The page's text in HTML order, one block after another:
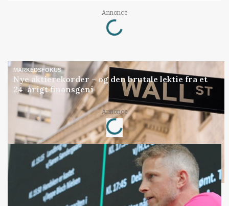
Annonce
Loading...
MARKEDSFOKUS
Nye aktierekorder – og den brutale lektie fra et
24-årigt finansgeni
Annonce
Loading...